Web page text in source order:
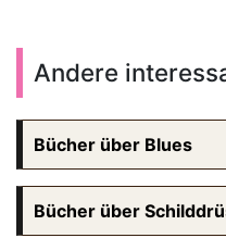
Andere
Bücher über Blues
Bücher über